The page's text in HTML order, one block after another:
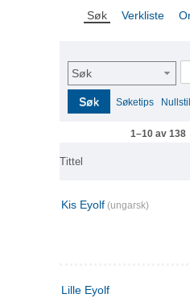
Søk Verkliste
Søk
Søk Søketips Nullstill
1–10 av 138
Tittel
Kis Eyolf (ungarsk)
Lille Eyolf